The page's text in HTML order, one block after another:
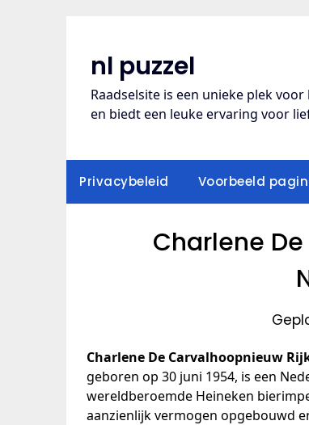
nl puzzel
Raadselsite is een unieke plek
en biedt een leuke ervaring voor
Privacybeleid Voorbeeld
Charlene
Charlene De Carvalhoopnieuw
geboren op 30 juni 1954, is een
wereldberoemde Heineken
aanzienlijk vermogen opgebouwd